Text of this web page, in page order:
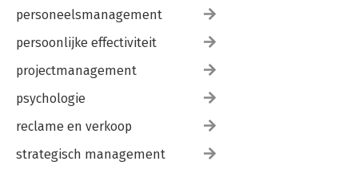
personeelsmanagement
persoonlijke effectiviteit
projectmanagement
psychologie
reclame en verkoop
strategisch management